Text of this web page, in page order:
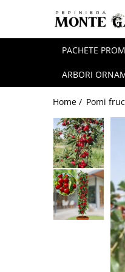
Pomi fructiferi
Vita de vie
Trandafiri
Conifere
Arbusti
Bulbi
Bulbi de Narcise
Bulbi de Crini
PACHETE
ARBORI
Home / Pomi